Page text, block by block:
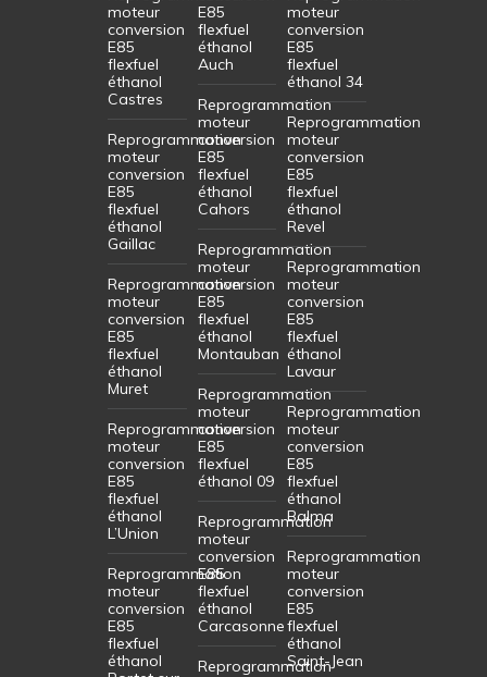
moteur
conversion
E85
flexfuel
éthanol
Castres
Reprogrammation
moteur
conversion
E85
flexfuel
éthanol
Gaillac
Reprogrammation
moteur
conversion
E85
flexfuel
éthanol
Muret
Reprogrammation
moteur
conversion
E85
flexfuel
éthanol
L’Union
Reprogrammation
moteur
conversion
E85
flexfuel
éthanol
E85
flexfuel
éthanol
Auch
Reprogrammation
moteur
conversion
E85
flexfuel
éthanol
Cahors
Reprogrammation
moteur
conversion
E85
flexfuel
éthanol
Montauban
Reprogrammation
moteur
conversion
E85
flexfuel
éthanol 09
Reprogrammation
moteur
conversion
E85
flexfuel
éthanol
Carcasonne
Reprogrammation
moteur
conversion
E85
flexfuel
éthanol 34
Reprogrammation
moteur
conversion
E85
flexfuel
éthanol
Revel
Reprogrammation
moteur
conversion
E85
flexfuel
éthanol
Lavaur
Reprogrammation
moteur
conversion
E85
flexfuel
éthanol
Balma
Reprogrammation
moteur
conversion
E85
flexfuel
éthanol
Saint-Jean